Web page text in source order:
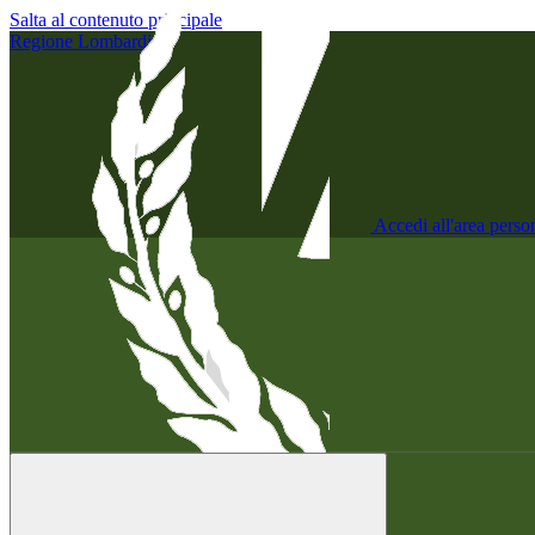
Salta al contenuto principale
Regione Lombardia
Accedi all'area